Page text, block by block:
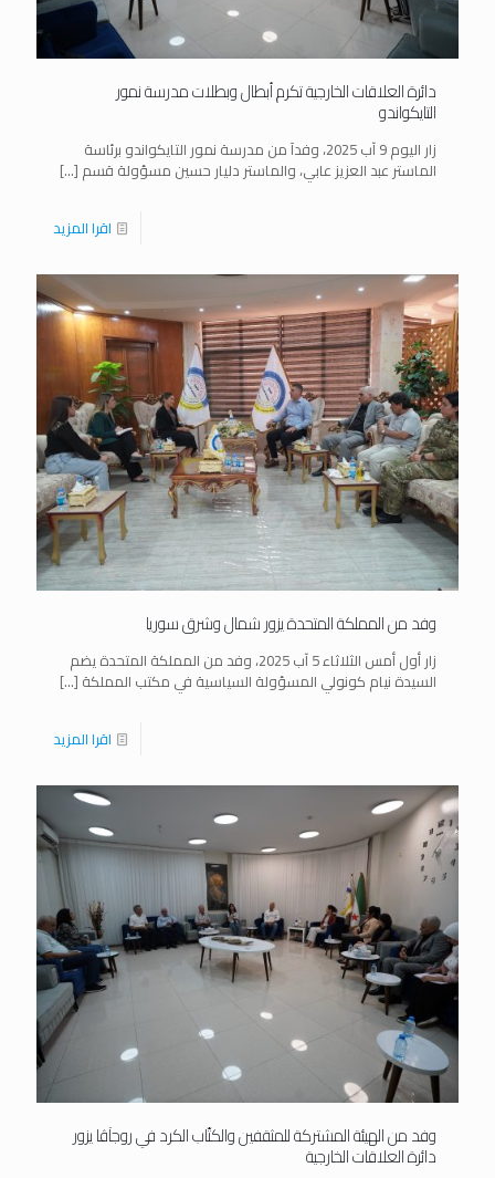
دائرة العلاقات الخارجية تكرم أبطال وبطلات مدرسة نمور
التايكواندو
زار اليوم 9 آب 2025، وفداَ من مدرسة نمور التايكواندو برئاسة
الماستر عبد العزيز عابي، والماستر دليار حسين مسؤولة قسم […]
اقرا المزيد
وفد من المملكة المتحدة يزور شمال وشرق سوريا
زار أول أمس الثلاثاء 5 آب 2025، وفد من المملكة المتحدة يضم
السيدة نيام كونولي المسؤولة السياسية في مكتب المملكة […]
اقرا المزيد
وفد من الهيئة المشتركة للمثقفين والكتّاب الكرد في روجآڤا يزور
دائرة العلاقات الخارجية